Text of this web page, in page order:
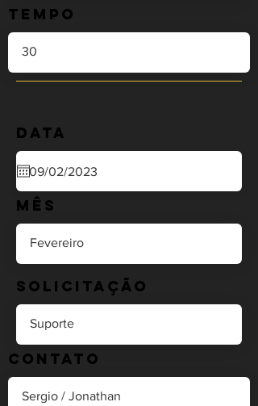
Tempo
Data
Mês
Solicitação
Contato